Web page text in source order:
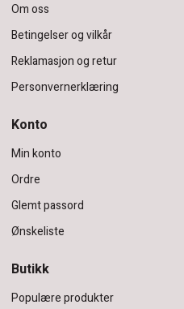
Om oss
Betingelser og vilkår
Reklamasjon og retur
Personvernerklæring
Konto
Min konto
Ordre
Glemt passord
Ønskeliste
Butikk
Populære produkter